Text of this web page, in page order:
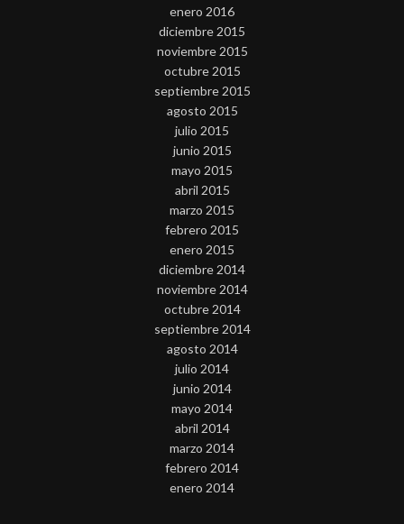
enero 2016
diciembre 2015
noviembre 2015
octubre 2015
septiembre 2015
agosto 2015
julio 2015
junio 2015
mayo 2015
abril 2015
marzo 2015
febrero 2015
enero 2015
diciembre 2014
noviembre 2014
octubre 2014
septiembre 2014
agosto 2014
julio 2014
junio 2014
mayo 2014
abril 2014
marzo 2014
febrero 2014
enero 2014